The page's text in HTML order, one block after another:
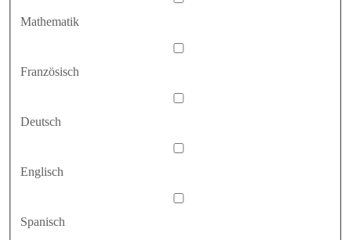
Mathematik
Französisch
Deutsch
Englisch
Spanisch